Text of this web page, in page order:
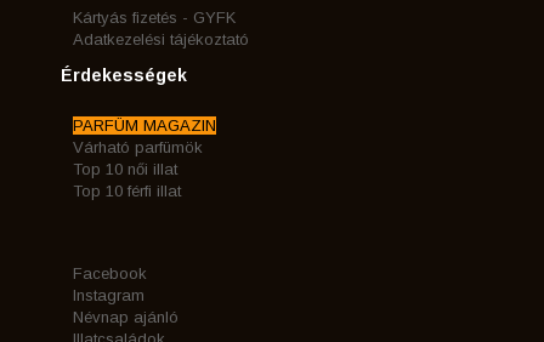
Kártyás fizetés - GYFK
Adatkezelési tájékoztató
Érdekességek
PARFÜM MAGAZIN
Várható parfümök
Top 10 női illat
Top 10 férfi illat
Facebook
Instagram
Névnap ajánló